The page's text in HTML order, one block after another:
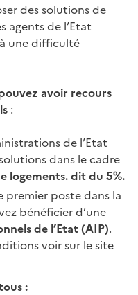
des solutions de
agents de l’Etat
une difficulté
avoir recours
:
de l’Etat
dans le cadre
logements. dit du 5%.
premier poste dans la
bénéficier d’une
de l’Etat (AIP).
voir sur le site
: